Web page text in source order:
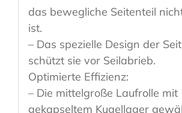
das bewegliche Seitenteil
ist.
– Das spezielle Design der
schützt sie vor Seilabrieb.
Optimierte Effizienz:
– Die mittelgroße Laufrolle mit
gekapseltem Kugellager